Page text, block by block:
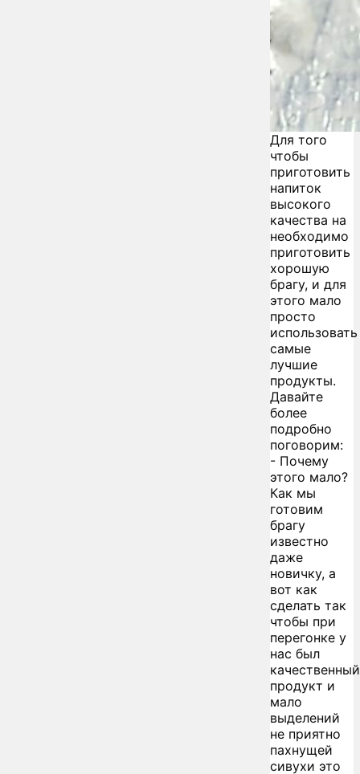
Для того
чтобы
приготовить
напиток
высокого
качества на
необходимо
приготовить
хорошую
брагу, и для
этого мало
просто
использовать
самые
лучшие
продукты.
Давайте
более
подробно
поговорим:
- Почему
этого мало?
Как мы
готовим
брагу
известно
даже
новичку, а
вот как
сделать так
чтобы при
перегонке у
нас был
качественный
продукт и
мало
выделений
не приятно
пахнущей
сивухи это